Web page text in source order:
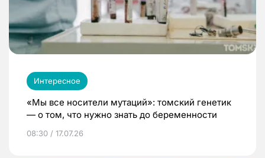
Интересное
«Мы все носители мутаций»: томский генетик
— о том, что нужно знать до беременности
08:30 / 17.07.26